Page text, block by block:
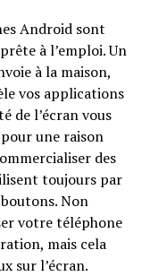
Android sont
à l’emploi. Un
à la maison,
vos applications
de l’écran vous
une raison
des
toujours par
Non
votre téléphone
mais cela
sur l’écran.